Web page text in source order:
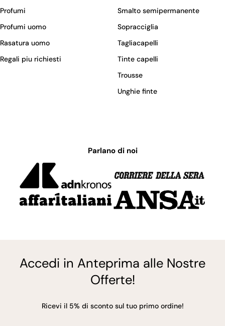
Profumi
Profumi uomo
Rasatura uomo
Regali piu richiesti
Smalto semipermanente
Sopracciglia
Tagliacapelli
Tinte capelli
Trousse
Unghie finte
Parlano di noi
Accedi in Anteprima alle Nostre
Offerte!
Ricevi il 5% di sconto sul tuo primo ordine!